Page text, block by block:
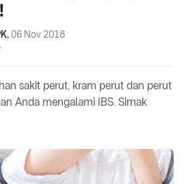
, 06 Nov 2018
sakit perut, kram perut dan perut
Anda mengalami IBS. Simak